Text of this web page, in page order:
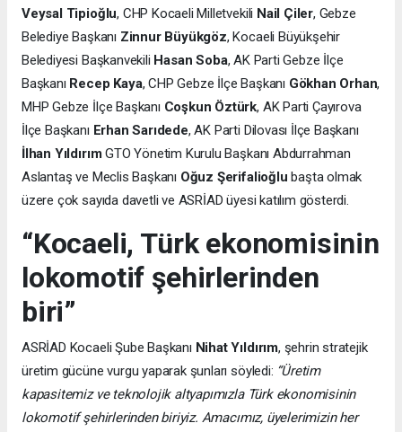
Veysal Tipioğlu, CHP Kocaeli Milletvekili Nail Çiler, Gebze
Belediye Başkanı Zinnur Büyükgöz, Kocaeli Büyükşehir
Belediyesi Başkanvekili Hasan Soba, AK Parti Gebze İlçe
Başkanı Recep Kaya, CHP Gebze İlçe Başkanı Gökhan Orhan,
MHP Gebze İlçe Başkanı Coşkun Öztürk, AK Parti Çayırova
İlçe Başkanı Erhan Sarıdede, AK Parti Dilovası İlçe Başkanı
İlhan YıldırımGTO Yönetim Kurulu Başkanı Abdurrahman
Aslantaş ve Meclis Başkanı Oğuz Şerifalioğlu başta olmak
üzere çok sayıda davetli ve ASRİAD üyesi katılım gösterdi.
“Kocaeli, Türk ekonomisinin
lokomotif şehirlerinden
biri”
ASRİAD Kocaeli Şube Başkanı Nihat Yıldırım, şehrin stratejik
üretim gücüne vurgu yaparak şunları söyledi: “Üretim
kapasitemiz ve teknolojik altyapımızla Türk ekonomisinin
lokomotif şehirlerinden biriyiz. Amacımız, üyelerimizin her